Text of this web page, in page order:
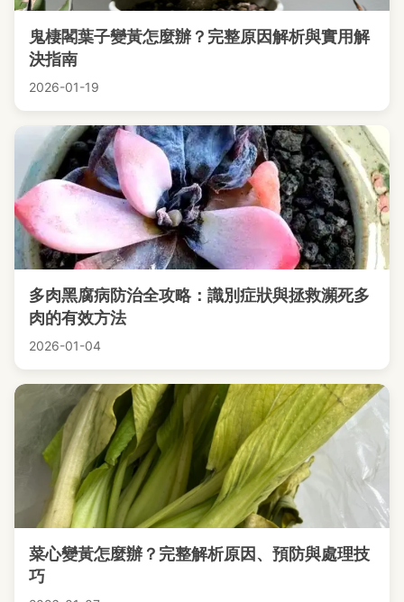
鬼棲閣葉子變黃怎麼辦？完整原因解析與實用解
決指南
2026-01-19
多肉黑腐病防治全攻略：識別症狀與拯救瀕死多
肉的有效方法
2026-01-04
菜心變黃怎麼辦？完整解析原因、預防與處理技
巧